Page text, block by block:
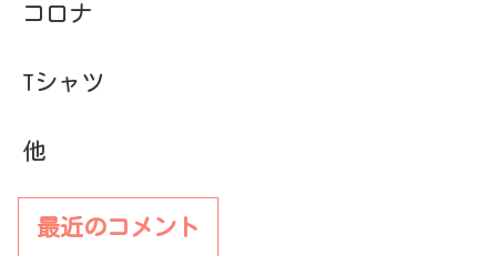
コロナ
Tシャツ
他
最近のコメント